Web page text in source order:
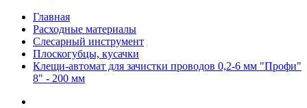
Главная
Расходные материалы
Слесарный инструмент
Плоскогубцы, кусачки
Клещи-автомат для зачистки проводов 0,2-6 мм "Профи"
8" - 200 мм